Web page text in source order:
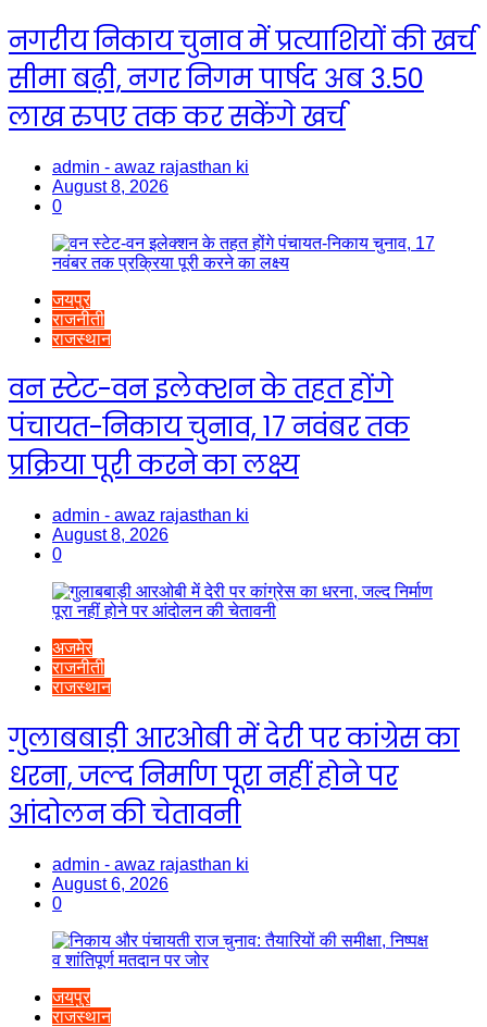
नगरीय निकाय चुनाव में प्रत्याशियों की खर्च
सीमा बढ़ी, नगर निगम पार्षद अब 3.50
लाख रुपए तक कर सकेंगे खर्च
admin - awaz rajasthan ki
August 8, 2026
0
जयपुर
राजनीती
राजस्थान
वन स्टेट-वन इलेक्शन के तहत होंगे
पंचायत-निकाय चुनाव, 17 नवंबर तक
प्रक्रिया पूरी करने का लक्ष्य
admin - awaz rajasthan ki
August 8, 2026
0
अजमेर
राजनीती
राजस्थान
गुलाबबाड़ी आरओबी में देरी पर कांग्रेस का
धरना, जल्द निर्माण पूरा नहीं होने पर
आंदोलन की चेतावनी
admin - awaz rajasthan ki
August 6, 2026
0
जयपुर
राजस्थान